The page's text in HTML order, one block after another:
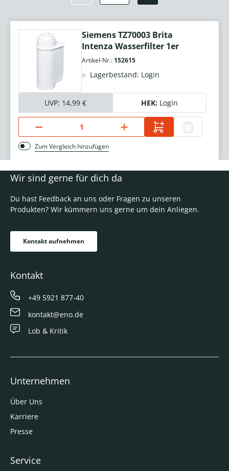
Siemens TZ70003 Brita
Intenza Wasserfilter 1er
Artikel-Nr.: 152615
Lagerbestand: Login
UVP: 14,99 € HEK: Login
Zum Vergleich hinzufügen
Wir sind gerne für dich da
Du hast Feedback an uns oder Fragen zu unseren
Produkten? Wir kümmern uns gerne um dein Anliegen.
Kontakt aufnehmen
Kontakt
+49 5921 877-40
kontakt@eno.de
Lob & Kritik
Unternehmen
Über Uns
Karriere
Presse
Service